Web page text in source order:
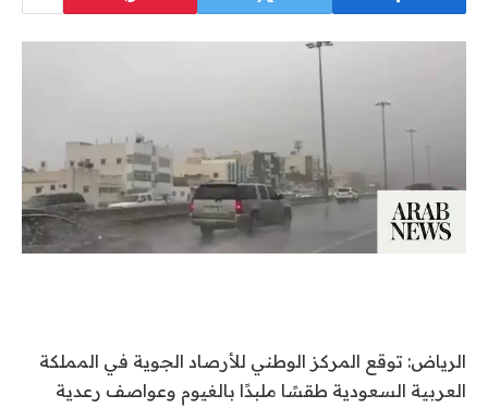
الرياض: توقع المركز الوطني للأرصاد الجوية في المملكة
العربية السعودية طقسًا ملبدًا بالغيوم وعواصف رعدية